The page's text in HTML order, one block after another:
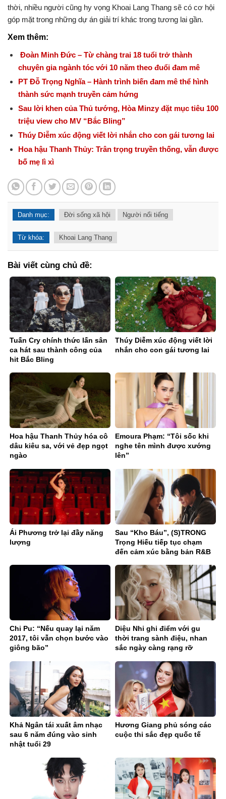
thời, nhiều người cũng hy vọng Khoai Lang Thang sẽ có cơ hội
góp mặt trong những dự án giải trí khác trong tương lai gần.
Xem thêm:
Đoàn Minh Đức – Từ chàng trai 18 tuổi trở thành
chuyên gia ngành tóc với 10 năm theo đuổi đam mê
PT Đỗ Trọng Nghĩa – Hành trình biến đam mê thể hình
thành sức mạnh truyền cảm hứng
Sau lời khen của Thủ tướng, Hòa Minzy đặt mục tiêu 100
triệu view cho MV “Bắc Bling”
Thúy Diễm xúc động viết lời nhắn cho con gái tương lai
Hoa hậu Thanh Thủy: Trân trọng truyền thống, vẫn được
bố mẹ lì xì
Danh mục: Đời sống xã hội Người nổi tiếng
Từ khóa: Khoai Lang Thang
Bài viết cùng chủ đề:
Tuấn Cry chính thức lấn sân
ca hát sau thành công của
hit Bắc Bling
Thúy Diễm xúc động viết lời
nhắn cho con gái tương lai
Hoa hậu Thanh Thủy hóa cô
dâu kiêu sa, với vẻ đẹp ngọt
ngào
Emoura Phạm: “Tôi sốc khi
nghe tên mình được xướng
lên”
Ái Phương trở lại đầy năng
lượng
Sau “Kho Báu”, (S)TRONG
Trọng Hiếu tiếp tục chạm
đến cảm xúc bằng bản R&B
Chi Pu: “Nếu quay lại năm
2017, tôi vẫn chọn bước vào
giông bão”
Diệu Nhi ghi điểm với gu
thời trang sành điệu, nhan
sắc ngày càng rạng rỡ
Khả Ngân tái xuất âm nhạc
sau 6 năm đúng vào sinh
nhật tuổi 29
Hương Giang phủ sóng các
cuộc thi sắc đẹp quốc tế